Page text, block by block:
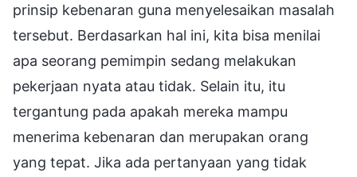
prinsip kebenaran guna menyelesaikan masalah
tersebut. Berdasarkan hal ini, kita bisa menilai
apa seorang pemimpin sedang melakukan
pekerjaan nyata atau tidak. Selain itu, itu
tergantung pada apakah mereka mampu
menerima kebenaran dan merupakan orang
yang tepat. Jika ada pertanyaan yang tidak